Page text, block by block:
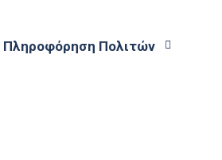
Πληροφόρηση Πολιτών